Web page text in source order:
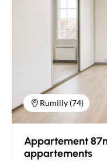
Rumilly (74)
Appartement
appartements